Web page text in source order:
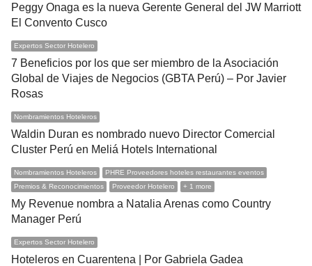
Peggy Onaga es la nueva Gerente General del JW Marriott
El Convento Cusco
Expertos Sector Hotelero
7 Beneficios por los que ser miembro de la Asociación
Global de Viajes de Negocios (GBTA Perú) – Por Javier
Rosas
Nombramientos Hoteleros
Waldin Duran es nombrado nuevo Director Comercial
Cluster Perú en Meliá Hotels International
Nombramientos Hoteleros
PHRE Proveedores hoteles restaurantes eventos
Premios & Reconocimientos
Proveedor Hotelero + 1 more
My Revenue nombra a Natalia Arenas como Country
Manager Perú
Expertos Sector Hotelero
Hoteleros en Cuarentena | Por Gabriela Gadea